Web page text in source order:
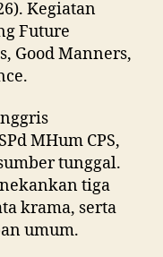
Kegiatan
Future
Good Manners,
MHum CPS,
tunggal.
tiga
krama, serta
umum.